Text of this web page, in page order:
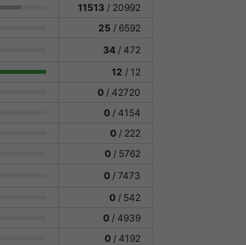
11513 / 20992
25 / 6592
34 / 472
12 / 12
0 / 42720
0 / 4154
0 / 222
0 / 5762
0 / 7473
0 / 542
0 / 4939
0 / 4192